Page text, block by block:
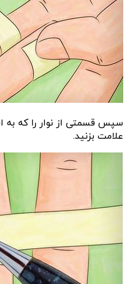
سپس قسمتی از نوار را که به
علامت بزنید.